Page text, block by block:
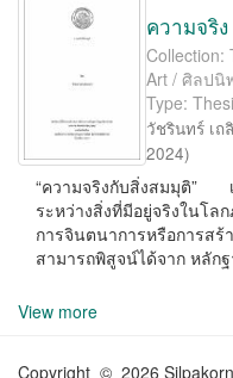
ความจริ
Collection:
Art / ศิลปนิ
Type:
วัชรินทร์ เถ
2024)
“ความจริงกับสิ่งสมมุติ”
ระหว่างสิ่งที่มีอยู่จริงในโล
การจินตนาการหรือการส
สามารถพิสูจน์ได้จาก หลัก
View more
Copyright © 2026 Silpakorn